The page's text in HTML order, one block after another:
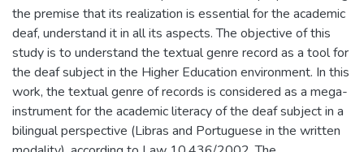
the premise that its realization is essential for the academic
deaf, understand it in all its aspects. The objective of this
study is to understand the textual genre record as a tool for
the deaf subject in the Higher Education environment. In this
work, the textual genre of records is considered as a mega-
instrument for the academic literacy of the deaf subject in a
bilingual perspective (Libras and Portuguese in the written